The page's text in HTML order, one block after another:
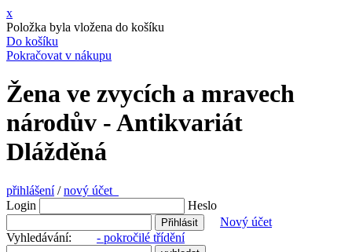
x
Položka byla vložena do košíku
Do košíku
Pokračovat v nákupu
Žena ve zvycích a mravech
národův - Antikvariát
Dlážděná
přihlášení/nový účet
Login
Heslo
Nový účet
Vyhledávání: - pokročilé třídění